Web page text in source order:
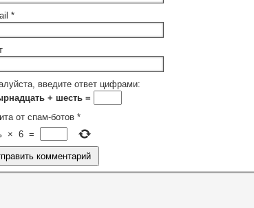
*
введите ответ цифрами:
+ шесть =
от спам-ботов*
× 6 =